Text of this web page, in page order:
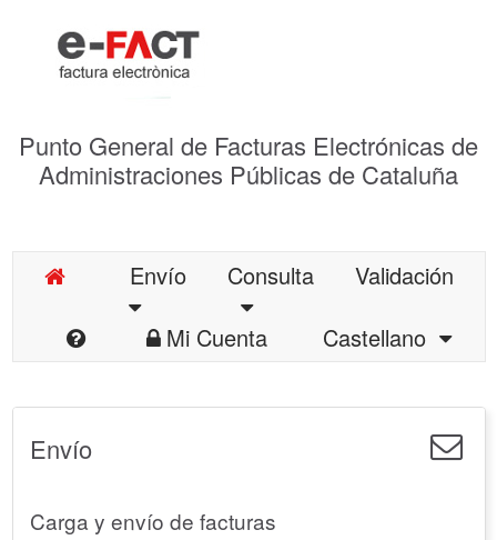
Punto General de Facturas Electrónicas de
Administraciones Públicas de Cataluña
Envío Consulta
Validación
Mi Cuenta
Castellano
Envío
Carga y envío de facturas